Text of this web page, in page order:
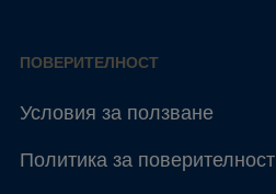
ПОВЕРИТЕЛНОСТ
Условия за ползване
Политика за поверителност